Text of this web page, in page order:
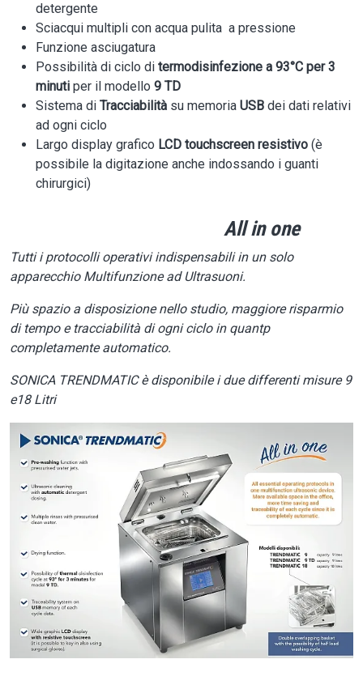
detergente
Sciacqui multipli con acqua pulita a pressione
Funzione asciugatura
Possibilità di ciclo di termodisinfezione a 93°C per 3
minuti per il modello 9 TD
Sistema di Tracciabilità su memoria USB dei dati relativi
ad ogni ciclo
Largo display grafico LCD touchscreen resistivo (è
possibile la digitazione anche indossando i guanti
chirurgici)
All in one
Tutti i protocolli operativi indispensabili in un solo
apparecchio Multifunzione ad Ultrasuoni.
Più spazio a disposizione nello studio, maggiore risparmio
di tempo e tracciabilità di ogni ciclo in quantp
completamente automatico.
SONICA TRENDMATIC è disponibile i due differenti misure 9
e18 Litri
Image